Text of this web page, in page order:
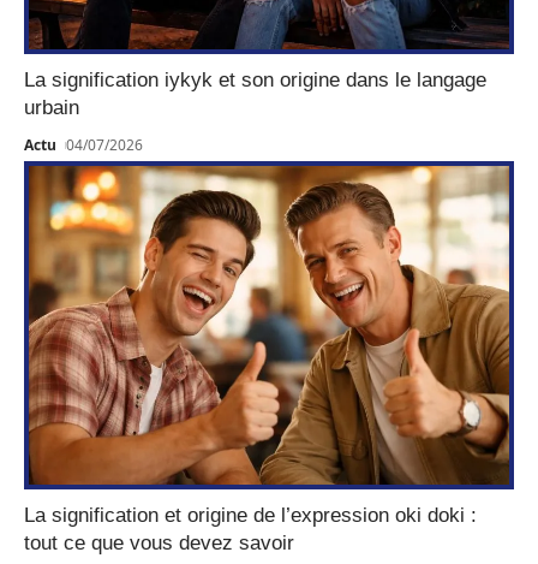
La signification iykyk et son origine dans le langage
urbain
Actu 04/07/2026
La signification et origine de l’expression oki doki :
tout ce que vous devez savoir